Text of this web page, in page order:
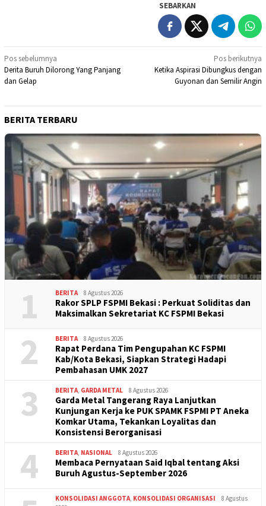
SEBARKAN
Navigasi
pos
Pos sebelumnya
Derita Buruh Dilorong Yang Panjang
dan Gelap
Pos berikutnya
Ketika Aspirasi Dibungkus dengan
Guyonan dan Semilir Angin
BERITA TERBARU
1 BERITA 8 Agustus 2026
Rakor SPLP FSPMI Bekasi : Perkuat Soliditas dan
Maksimalkan Sekretariat KC FSPMI Bekasi
2 BERITA 8 Agustus 2026
Rapat Perdana Tim Pengupahan KC FSPMI
Kab/Kota Bekasi, Siapkan Strategi Hadapi
Pembahasan UMK 2027
3 BERITA, GARDA METAL 8 Agustus 2026
Garda Metal Tangerang Raya Lanjutkan
Kunjungan Kerja ke PUK SPAMK FSPMI PT Aneka
Komkar Utama, Tekankan Loyalitas dan
Konsistensi Berorganisasi
4 BERITA, NASIONAL 8 Agustus 2026
Membaca Pernyataan Said Iqbal tentang Aksi
Buruh Agustus-September 2026
KONSOLIDASI ANGGOTA, KONSOLIDASI ORGANISASI
8 Agustus